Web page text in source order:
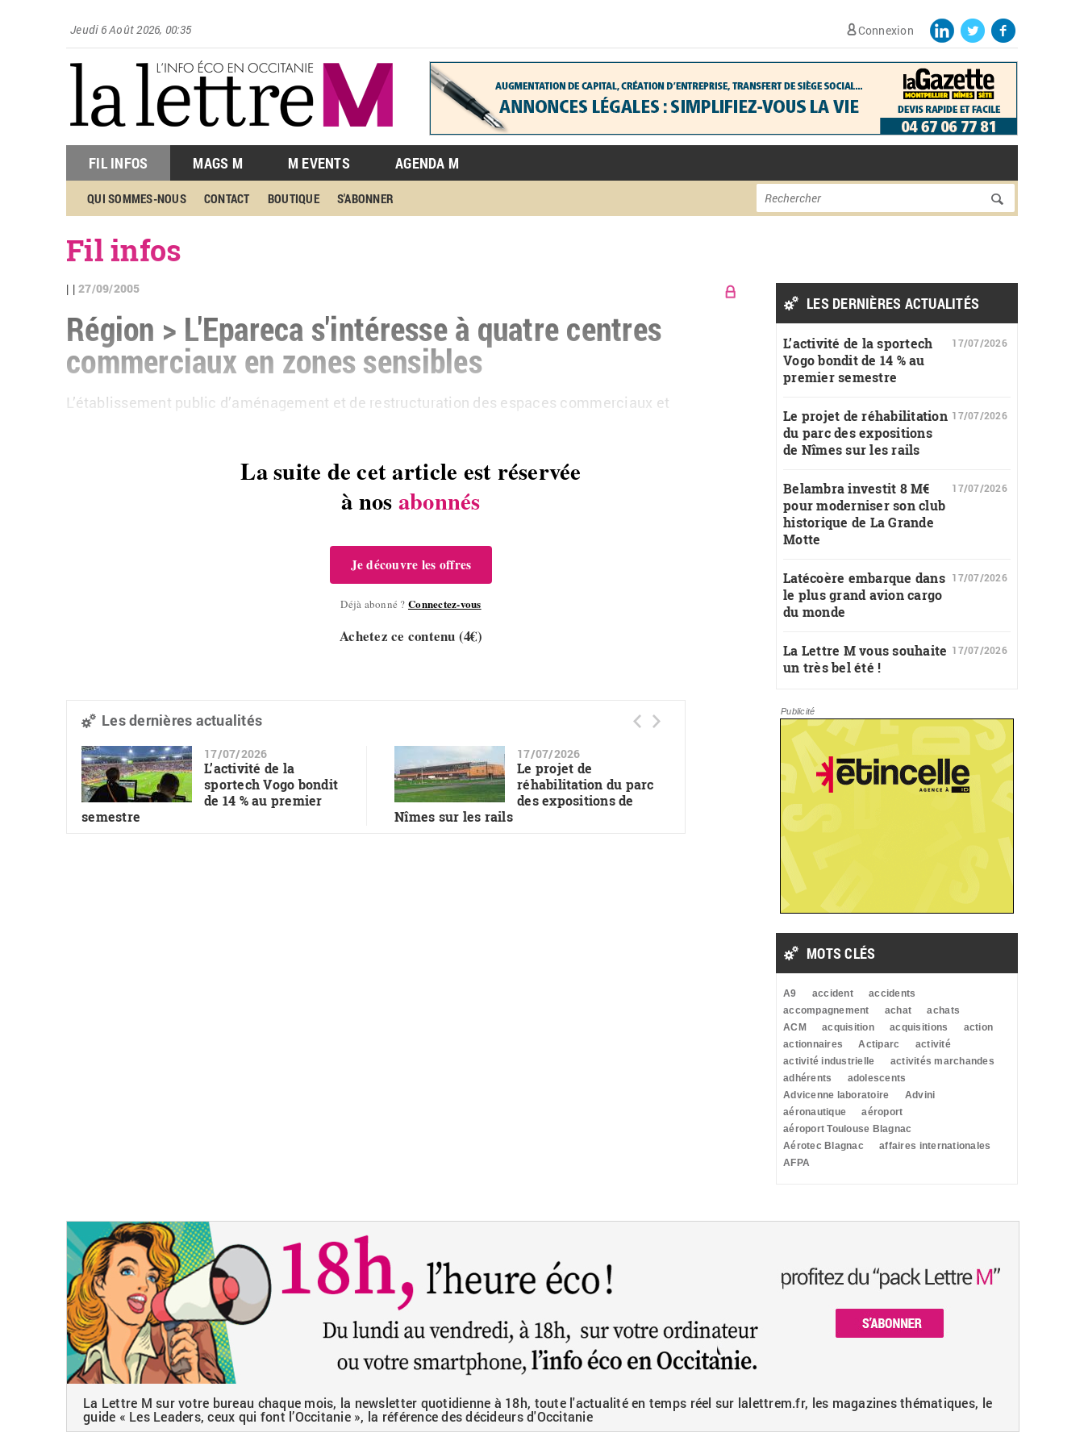
Jeudi 6 Août 2026, 00:35 Connexion
FIL INFOS MAGS M M EVENTS AGENDA M
QUI SOMMES-NOUS CONTACT BOUTIQUE S'ABONNER Formulaire de
Rechercher
Fil infos
| |27/09/2005
Région > L'Epareca s'intéresse à quatre centres
commerciaux en zones sensibles
L’établissement public d’aménagement et de restructuration des espaces commerciaux et
La suite de cet article est réservée
à nosabonnés
Je découvre les offres
Déjà abonné ? Connectez-vous
Achetez ce contenu (4€)
Les dernières actualités
17/07/2026
L’activité de la
sportech Vogo bondit
de 14 % au premier
semestre
17/07/2026
Le projet de
réhabilitation du parc
des expositions de
Nîmes sur les rails
LES DERNIÈRES ACTUALITÉS
L’activité de la sportech
Vogo bondit de 14 % au
premier semestre
17/07/2026
Le projet de réhabilitation
du parc des expositions
de Nîmes sur les rails
17/07/2026
Belambra investit 8 M€
pour moderniser son club
historique de La Grande
Motte
17/07/2026
Latécoère embarque dans
le plus grand avion cargo
du monde
17/07/2026
La Lettre M vous souhaite
un très bel été !
17/07/2026
Publicité
MOTS CLÉS
A9 accident
accidents
accompagnement
achat
achats
ACM
acquisition acquisitions
action
actionnaires
Actiparc
activité
activité industrielle
activités marchandes
adhérents
adolescents
Advicenne laboratoire
Advini
aéronautique
aéroport
aéroport Toulouse Blagnac
Aérotec Blagnac
affaires internationales
AFPA
La Lettre M sur votre bureau chaque mois, la newsletter quotidienne à 18h, toute l'actualité en temps réel sur lalettrem.fr, les magazines thématiques, le
guide « Les Leaders, ceux qui font l’Occitanie », la référence des décideurs d'Occitanie